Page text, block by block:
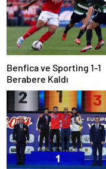
Benfica ve Sporting 1-1
Berabere Kaldı